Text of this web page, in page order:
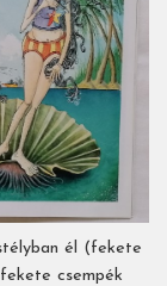
él (fekete
csempék